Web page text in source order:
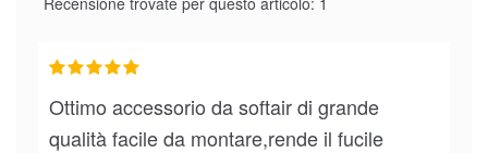
Ottimo accessorio da softair di grande
qualità facile da montare,rende il fucile